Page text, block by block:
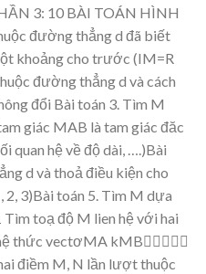
3: 10 BÀI TOÁN HÌNH
đường thẳng d đã biết
khoảng cho trước (IM=R
huộc đường thẳng d và cách
đổi Bài toán 3. Tìm M
giác MAB là tam giác đăc
quan hệ về độ dài, ….)Bài
d và thoả điều kiện cho
2, 3)Bài toán 5. Tìm M dựa
Tìm toạ độ M lien hệ với hai
thức vectơMA kMB
điềm M, N lần lượt thuộc